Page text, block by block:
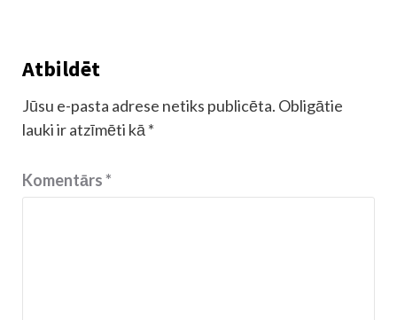
Atbildēt
Jūsu e-pasta adrese netiks publicēta. Obligātie
lauki ir atzīmēti kā *
Komentārs*